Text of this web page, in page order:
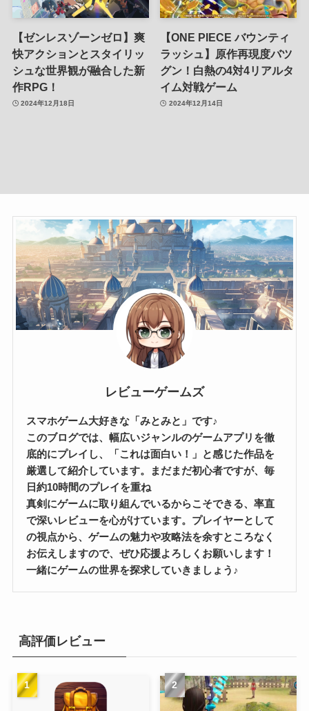
【ゼンレスゾーンゼロ】爽
快アクションとスタイリッ
シュな世界観が融合した新
作RPG！
2024年12月18日
【ONE PIECE バウンティ
ラッシュ】原作再現度バツ
グン！白熱の4対4リアルタ
イム対戦ゲーム
2024年12月14日
レビューゲームズ
スマホゲーム大好きな「みとみと」です♪
このブログでは、幅広いジャンルのゲームアプリを徹
底的にプレイし、「これは面白い！」と感じた作品を
厳選して紹介しています。まだまだ初心者ですが、毎
日約10時間のプレイを重ね
真剣にゲームに取り組んでいるからこそできる、率直
で深いレビューを心がけています。プレイヤーとして
の視点から、ゲームの魅力や攻略法を余すところなく
お伝えしますので、ぜひ応援よろしくお願いします！
一緒にゲームの世界を探求していきましょう♪
高評価レビュー